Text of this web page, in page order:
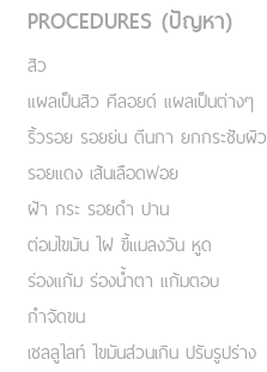
PROCEDURES (ปัญหา)
สิว
แผลเป็นสิว คีลอยด์ แผลเป็นต่างๆ
ริ้วรอย รอยย่น ตีนกา ยกกระชับผิว
รอยแดง เส้นเลือดฟอย
ฝ้า กระ รอยดำ ปาน
ต่อมไขมัน ไฝ ขี้แมลงวัน หูด
ร่องแก้ม ร่องน้ำตา แก้มตอบ
กำจัดขน
เชลลูไลท์ ไขมันส่วนเกิน ปรับรูปร่าง